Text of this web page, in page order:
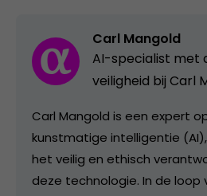
Carl Mangold
AI-specialist met
veiligheid bij Carl
Carl Mangold is een expert
kunstmatige intelligentie
het veilig en ethisch
deze technologie. In de loop